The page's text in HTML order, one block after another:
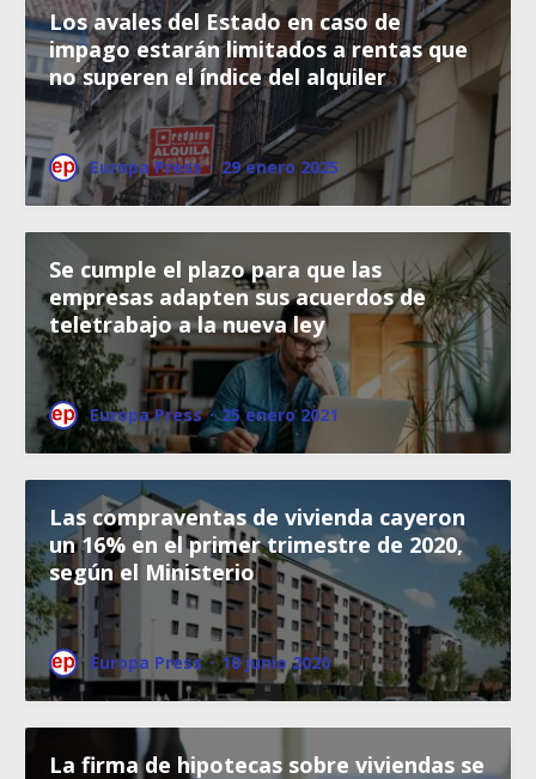
Los avales del Estado en caso de
impago estarán limitados a rentas que
no superen el índice del alquiler
Europa Press · 29 enero 2025
Se cumple el plazo para que las
empresas adapten sus acuerdos de
teletrabajo a la nueva ley
Europa Press · 25 enero 2021
Las compraventas de vivienda cayeron
un 16% en el primer trimestre de 2020,
según el Ministerio
Europa Press · 10 junio 2020
La firma de hipotecas sobre viviendas se